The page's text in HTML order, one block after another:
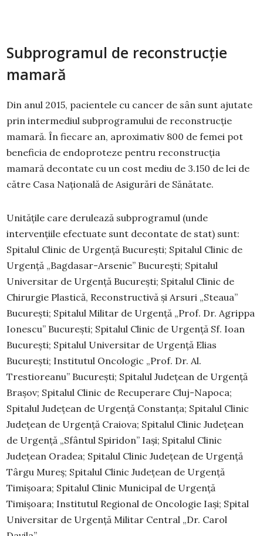
Subprogramul de reconstrucție
mamară
Din anul 2015, pacientele cu cancer de sân sunt ajutate
prin intermediul subprogramului de reconstrucție
mamară. În fiecare an, aproximativ 800 de femei pot
beneficia de endoproteze pentru reconstrucţia
mamară decontate cu un cost mediu de 3.150 de lei de
către Casa Națională de Asigurări de Sănătate.
Unităţile care derulează subprogramul (unde
intervențiile efectuate sunt decontate de stat) sunt:
Spitalul Clinic de Urgenţă Bucureşti; Spitalul Clinic de
Urgenţă „Bagdasar-Arsenie” Bucureşti; Spitalul
Universitar de Urgenţă Bucureşti; Spitalul Clinic de
Chirurgie Plastică, Reconstructivă şi Arsuri „Steaua”
Bucureşti; Spitalul Militar de Urgenţă „Prof. Dr. Agrippa
Ionescu” Bucureşti; Spitalul Clinic de Urgenţă Sf. Ioan
Bucureşti; Spitalul Universitar de Urgenţă Elias
Bucureşti; Institutul Oncologic „Prof. Dr. Al.
Trestioreanu” Bucureşti; Spitalul Judeţean de Urgenţă
Braşov; Spitalul Clinic de Recuperare Cluj-Napoca;
Spitalul Judeţean de Urgenţă Constanţa; Spitalul Clinic
Judeţean de Urgenţă Craiova; Spitalul Clinic Judeţean
de Urgenţă „Sfântul Spiridon” Iaşi; Spitalul Clinic
Judeţean Oradea; Spitalul Clinic Judeţean de Urgenţă
Târgu Mureş; Spitalul Clinic Judeţean de Urgenţă
Timişoara; Spitalul Clinic Municipal de Urgenţă
Timişoara; Institutul Regional de Oncologie Iaşi; Spital
Universitar de Urgenţă Militar Central „Dr. Carol